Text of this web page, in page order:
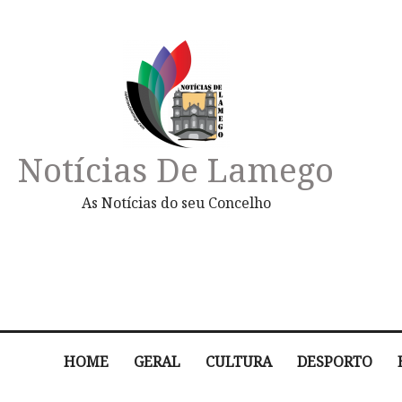
Notícias De Lamego
As Notícias do seu Concelho
HOME GERAL CULTURA DESPORTO